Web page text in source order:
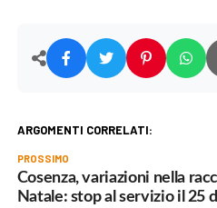
ARGOMENTI CORRELATI:
PROSSIMO
Cosenza, variazioni nella
Natale: stop al servizio il 25